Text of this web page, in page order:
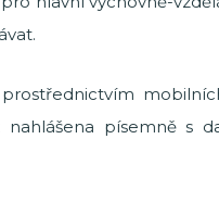
písemně s